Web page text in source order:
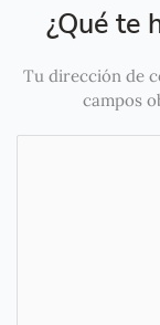
¿Qué te
Tu dirección de
campos